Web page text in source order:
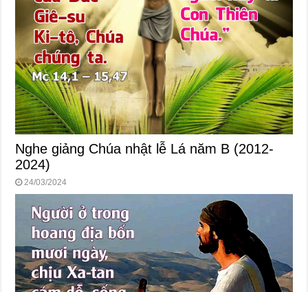
Nghe giảng Chúa nhật lễ Lá năm B (2012-
2024)
24/03/2024